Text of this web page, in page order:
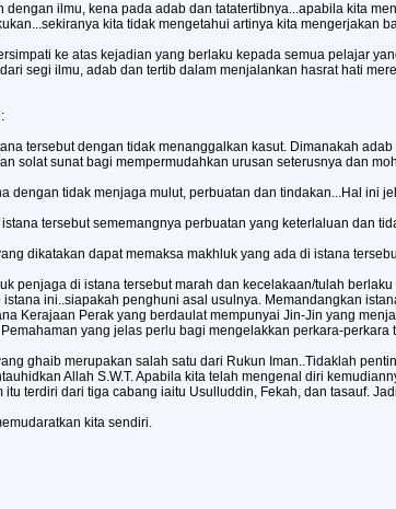
dengan ilmu, kena pada adab dan tatatertibnya...apabila kita
kita tidak mengetahui artinya kita mengerjakan
ke atas kejadian yang berlaku kepada semua pelajar
segi ilmu, adab dan tertib dalam menjalankan hasrat hati
tersebut dengan tidak menanggalkan kasut. Dimanakah
solat sunat bagi mempermudahkan urusan seterusnya dan
dengan tidak menjaga mulut, perbuatan dan tindakan...Hal ini
tersebut sememangnya perbuatan yang keterlaluan dan
dikatakan dapat memaksa makhluk yang ada di istana
penjaga di istana tersebut marah dan kecelakaan/tulah
ini..siapakah penghuni asal usulnya. Memandangkan
Kerajaan Perak yang berdaulat mempunyai Jin-Jin yang
yang jelas perlu bagi mengelakkan perkara-perkara
ghaib merupakan salah satu dari Rukun Iman..Tidaklah
Allah S.W.T. Apabila kita telah mengenal diri
itu terdiri dari tiga cabang iaitu Usulluddin, Fekah, dan tasauf.
kita sendiri.